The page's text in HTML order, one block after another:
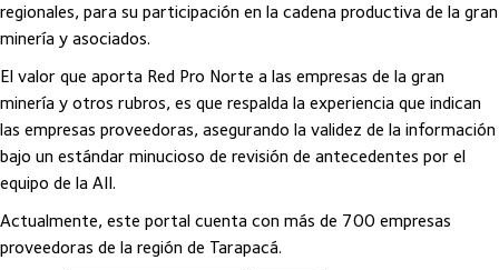
regionales, para su participación en la cadena productiva de la gran
minería y asociados.
El valor que aporta Red Pro Norte a las empresas de la gran
minería y otros rubros, es que respalda la experiencia que indican
las empresas proveedoras, asegurando la validez de la información
bajo un estándar minucioso de revisión de antecedentes por el
equipo de la AII.
Actualmente, este portal cuenta con más de 700 empresas
proveedoras de la región de Tarapacá.